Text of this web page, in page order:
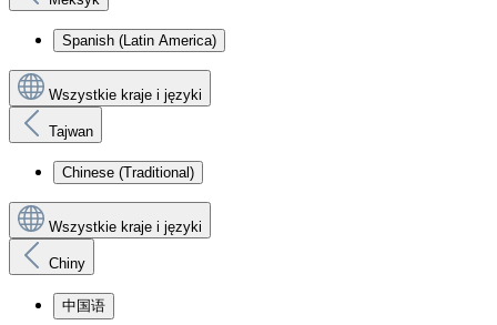
Spanish (Latin America)
Wszystkie kraje i języki
Tajwan
Chinese (Traditional)
Wszystkie kraje i języki
Chiny
中国语